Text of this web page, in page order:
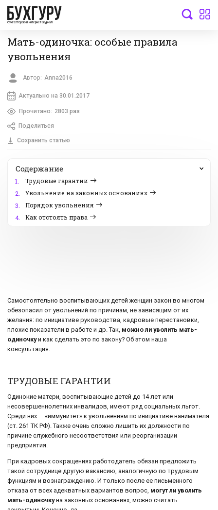
бухгалтерский интернет-журнал
Мать-одиночка: особые правила
увольнения
Автор: Anna2016
Актуально на 30.01.2017
Прочитано: 2803 раз
Поделиться
Сохранить статью
Содержание
1.
Трудовые гарантии
2.
Увольнение на законных основаниях
3.
Порядок увольнения
4.
Как отстоять права
Самостоятельно воспитывающих детей женщин закон во многом
обезопасил от увольнений по причинам, не зависящим от их
желания: по инициативе руководства, кадровые перестановки,
плохие показатели в работе и др. Так, можно ли уволить мать-
одиночкуи как сделать это по закону? Об этом наша
консультация.
ТРУДОВЫЕ ГАРАНТИИ
Одинокие матери, воспитывающие детей до 14 лет или
несовершеннолетних инвалидов, имеют ряд социальных льгот.
Среди них — «иммунитет» к увольнениям по инициативе нанимателя
(ст. 261 ТК РФ). Также очень сложно лишить их должности по
причине служебного несоответствия или реорганизации
предприятия.
При кадровых сокращениях работодатель обязан предложить
такой сотруднице другую вакансию, аналогичную по трудовым
функциям и вознаграждению. И только после ее письменного
отказа от всех адекватных вариантов вопрос, могут ли уволить
мать-одиночкуна законных основаниях, можно считать